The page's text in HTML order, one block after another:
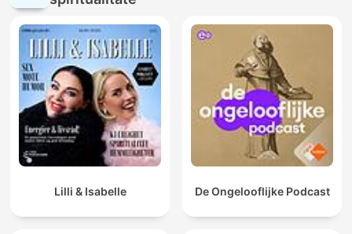
Lilli & Isabelle De Ongelooflijke Podcast